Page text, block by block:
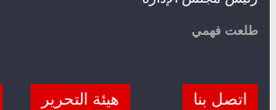
طلعت فهمي
اتصل بنا هيئة التحرير